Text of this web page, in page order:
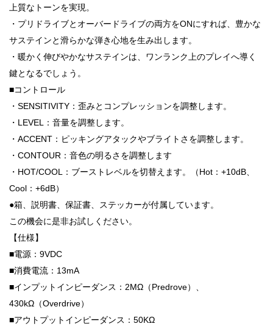
上質なトーンを実現。
・プリドライブとオーバードライブの両方をONにすれば、豊かな
サステインと滑らかな弾き心地を生み出します。
・暖かく伸びやかなサステインは、ワンランク上のプレイへ導く
鍵となるでしょう。
■コントロール
・SENSITIVITY：歪みとコンプレッションを調整します。
・LEVEL：音量を調整します。
・ACCENT：ピッキングアタックやブライトさを調整します。
・CONTOUR：音色の明るさを調整します
・HOT/COOL：ブーストレベルを切替えます。（Hot：+10dB、
Cool：+6dB）
●箱、説明書、保証書、ステッカーが付属しています。
この機会に是非お試しください。
【仕様】
■電源：9VDC
■消費電流：13mA
■インプットインピーダンス：2MΩ（Predrove）、
430kΩ（Overdrive）
■アウトプットインピーダンス：50KΩ